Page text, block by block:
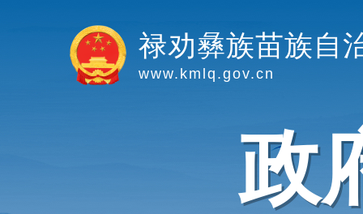
禄劝彝族苗族自
www.kmlq.gov.cn
政